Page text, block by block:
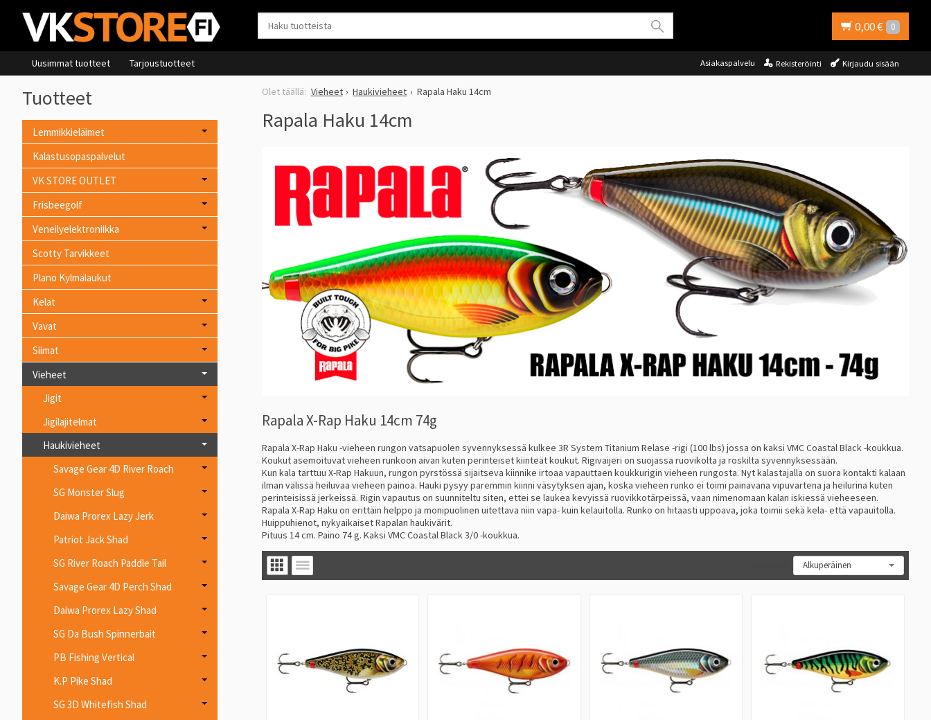
0,00 € 0
Uusimmat tuotteet Tarjoustuotteet Asiakaspalvelu Rekisteröinti Kirjaudu sisään
Vieheet Haukivieheet Rapala Haku 14cm
Rapala Haku 14cm
Rapala X-Rap Haku 14cm 74g
Rapala X-Rap Haku -vieheen rungon vatsapuolen syvennyksessä kulkee 3R System Titanium Relase -rigi (100 lbs) jossa on kaksi VMC Coastal Black -koukkua.
Koukut asemoituvat vieheen runkoon aivan kuten perinteiset kiinteät koukut. Rigivaijeri on suojassa ruovikolta ja roskilta syvennyksessään.
Kun kala tarttuu X-Rap Hakuun, rungon pyrstössä sijaitseva kiinnike irtoaa vapauttaen koukkurigin vieheen rungosta. Nyt kalastajalla on suora kontakti kalaan
ilman välissä heiluvaa vieheen painoa. Hauki pysyy paremmin kiinni väsytyksen ajan, koska vieheen runko ei toimi painavana vipuvartena ja heilurina kuten
perinteisissä jerkeissä. Rigin vapautus on suunniteltu siten, ettei se laukea kevyissä ruovikkotärpeissä, vaan nimenomaan kalan iskiessä vieheeseen.
Rapala X-Rap Haku on erittäin helppo ja monipuolinen uitettava niin vapa- kuin kelauitolla. Runko on hitaasti uppoava, joka toimii sekä kela- että vapauitolla.
Huippuhienot, nykyaikaiset Rapalan haukivärit.
Pituus 14 cm. Paino 74 g. Kaksi VMC Coastal Black 3/0 -koukkua.
Tuotteet
Lemmikkieläimet
Kalastusopaspalvelut
VK STORE OUTLET
Frisbeegolf
Veneilyelektroniikka
Scotty Tarvikkeet
Plano Kylmälaukut
Kelat
Vavat
Siimat
Vieheet
Jigit
Jigilajitelmat
Haukivieheet
Savage Gear 4D River Roach
SG Monster Slug
Daiwa Prorex Lazy Jerk
Patriot Jack Shad
SG River Roach Paddle Tail
Savage Gear 4D Perch Shad
Daiwa Prorex Lazy Shad
SG Da Bush Spinnerbait
PB Fishing Vertical
K.P Pike Shad
SG 3D Whitefish Shad